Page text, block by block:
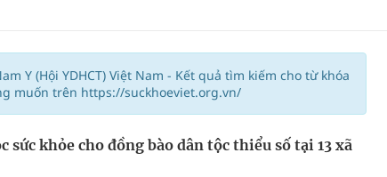
độ cao nhất 35 độ
lọc cho người dân
hiệu quả
Y (Hội YDHCT) Việt Nam - Kết quả tìm kiếm cho từ khóa
muốn trên https://suckhoeviet.org.vn/
sức khỏe cho đồng bào dân tộc thiểu số tại 13 xã